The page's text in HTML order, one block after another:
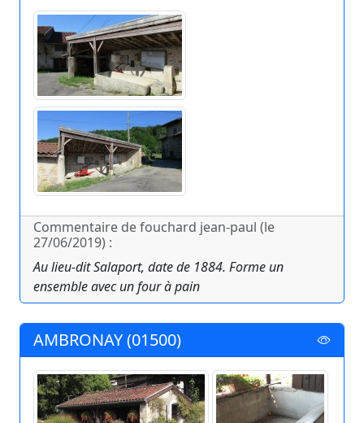
Commentaire de fouchard jean-paul (le
27/06/2019) :
Au lieu-dit Salaport, date de 1884. Forme un
ensemble avec un four à pain
AMBRONAY (01500)